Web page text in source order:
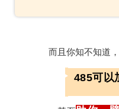
而且你知不知道
485可以